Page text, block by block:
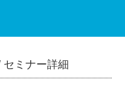
ミナー詳細